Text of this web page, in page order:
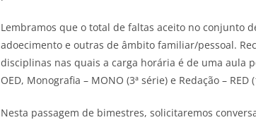
Lembramos que o total de faltas aceito no conjunto
adoecimento e outras de âmbito familiar/pessoal.
disciplinas nas quais a carga horária é de uma aula
OED, Monografia – MONO (3ª série) e Redação – RED
Nesta passagem de bimestres, solicitaremos